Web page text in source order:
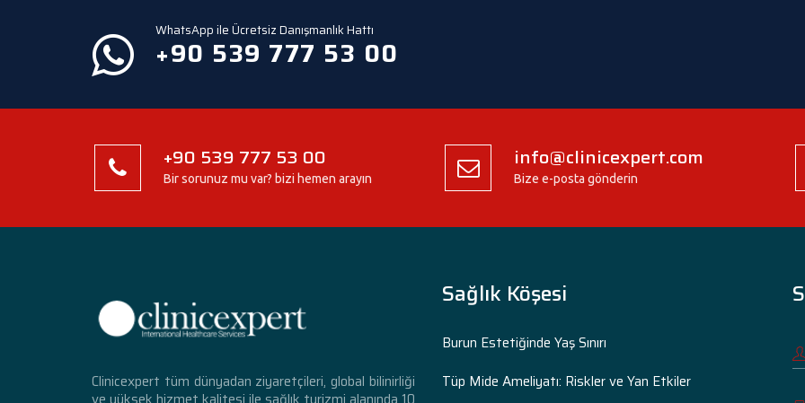
WhatsApp ile Ücretsiz Danışmanlık Hattı
+90 539 777 53 00
+90 539 777 53 00
Bir sorunuz mu var? bizi hemen arayın
info@clinicexpert.com
Bize e-posta gönderin
Clinicexpert tüm dünyadan ziyaretçileri, global bilinirliği
Sağlık Köşesi
Burun Estetiğinde Yaş Sınırı
Tüp Mide Ameliyatı: Riskler ve Yan Etkiler